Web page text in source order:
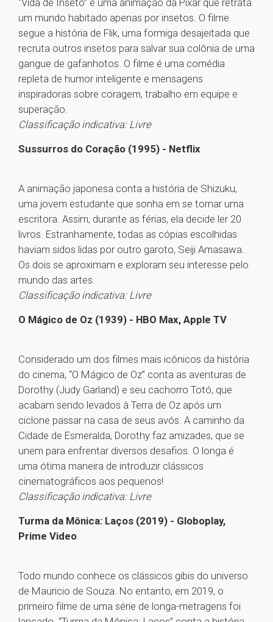
“Vida de Inseto” é uma animação da Pixar que retrata
um mundo habitado apenas por insetos. O filme
segue a história de Flik, uma formiga desajeitada que
recruta outros insetos para salvar sua colônia de uma
gangue de gafanhotos. O filme é uma comédia
repleta de humor inteligente e mensagens
inspiradoras sobre coragem, trabalho em equipe e
superação.
Classificação indicativa: Livre
Sussurros do Coração (1995) - Netflix
A animação japonesa conta a história de Shizuku,
uma jovem estudante que sonha em se tornar uma
escritora. Assim, durante as férias, ela decide ler 20
livros. Estranhamente, todas as cópias escolhidas
haviam sidos lidas por outro garoto, Seiji Amasawa.
Os dois se aproximam e exploram seu interesse pelo
mundo das artes.
Classificação indicativa: Livre
O Mágico de Oz (1939) - HBO Max, Apple TV
Considerado um dos filmes mais icônicos da história
do cinema, “O Mágico de Oz” conta as aventuras de
Dorothy (Judy Garland) e seu cachorro Totó, que
acabam sendo levados à Terra de Oz após um
ciclone passar na casa de seus avós. A caminho da
Cidade de Esmeralda, Dorothy faz amizades, que se
unem para enfrentar diversos desafios. O longa é
uma ótima maneira de introduzir clássicos
cinematográficos aos pequenos!
Classificação indicativa: Livre
Turma da Mônica: Laços (2019) - Globoplay,
Prime Video
Todo mundo conhece os clássicos gibis do universo
de Mauricio de Souza. No entanto, em 2019, o
primeiro filme de uma série de longa-metragens foi